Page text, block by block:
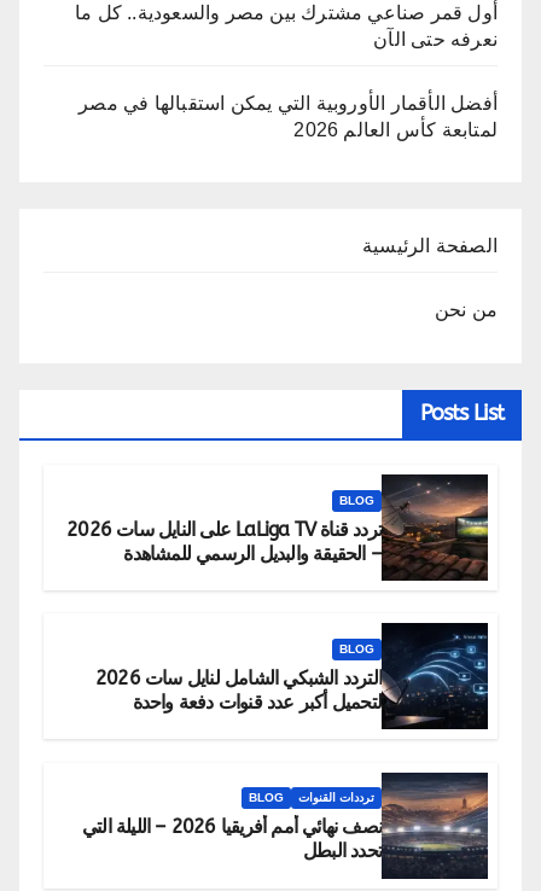
أول قمر صناعي مشترك بين مصر والسعودية.. كل ما
نعرفه حتى الآن
أفضل الأقمار الأوروبية التي يمكن استقبالها في مصر
لمتابعة كأس العالم 2026
الصفحة الرئيسية
من نحن
Posts List
BLOG
تردد قناة LaLiga TV على النايل سات 2026
– الحقيقة والبديل الرسمي للمشاهدة
BLOG
التردد الشبكي الشامل لنايل سات 2026
لتحميل أكبر عدد قنوات دفعة واحدة
ترددات القنوات BLOG
نصف نهائي أمم أفريقيا 2026 – الليلة التي
تحدد البطل